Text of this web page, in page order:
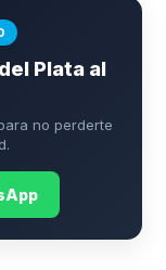
Plata al
no perderte